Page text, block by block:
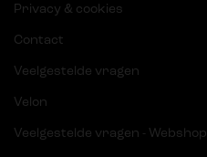
Privacy & cookies
Contact
Veelgestelde vragen
Velon
Veelgestelde vragen - Webshop